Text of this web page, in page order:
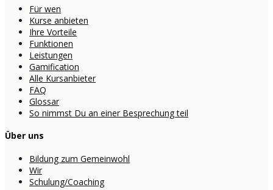
Für wen
Kurse anbieten
Ihre Vorteile
Funktionen
Leistungen
Gamification
Alle Kursanbieter
FAQ
Glossar
So nimmst Du an einer Besprechung teil
Über uns
Bildung zum Gemeinwohl
Wir
Schulung/Coaching